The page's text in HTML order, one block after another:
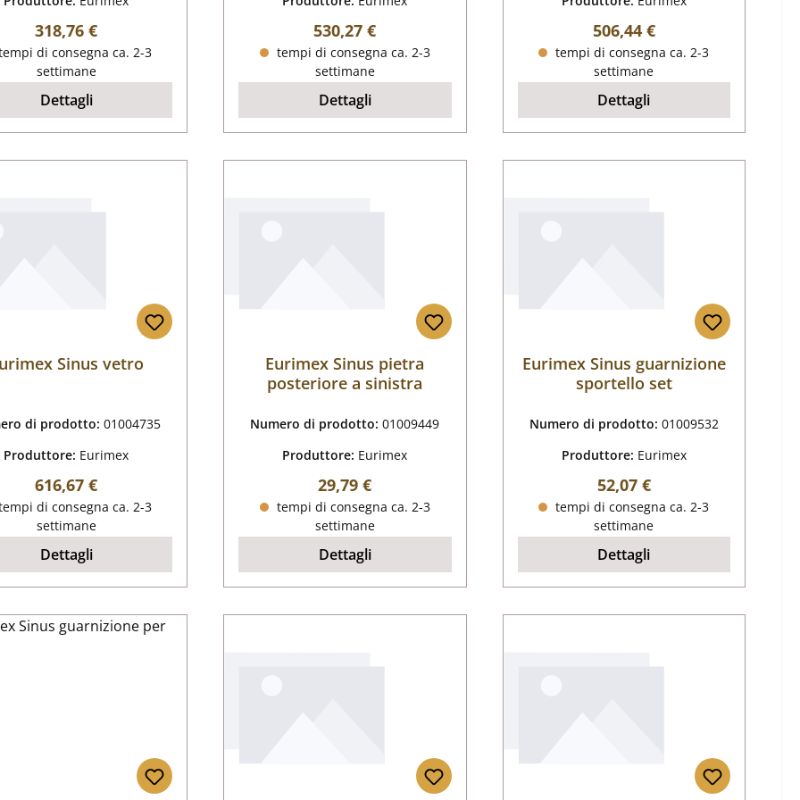
Prezzo normale:
318,76 €
di consegna ca. 2-3
settimane
Dettagli
Prezzo normale:
530,27 €
tempi di consegna ca. 2-3
settimane
Dettagli
Prezzo normale:
506,44 €
tempi di consegna ca. 2-3
settimane
Dettagli
Sinus vetro
di prodotto:01004735
Produttore: Eurimex
Prezzo normale:
616,67 €
di consegna ca. 2-3
settimane
Dettagli
Eurimex Sinus pietra
posteriore a sinistra
Numero di prodotto:01009449
Produttore: Eurimex
Prezzo normale:
29,79 €
tempi di consegna ca. 2-3
settimane
Dettagli
Eurimex Sinus guarnizione
sportello set
Numero di prodotto: 01009532
Produttore: Eurimex
Prezzo normale:
52,07 €
tempi di consegna ca. 2-3
settimane
Dettagli